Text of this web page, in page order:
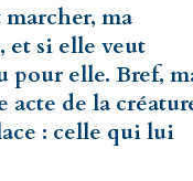
ma
et si elle veut
pour elle. Bref,
acte de la
: celle qui lui